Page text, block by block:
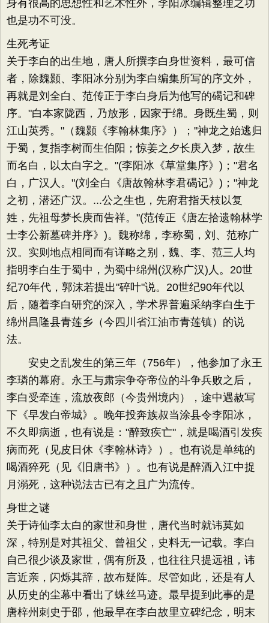
身有很高的思想性和艺术性外，李阳冰编辑整理之功
也是功不可没。
生死考证
关于李白的出生地，唐人所撰李白身世资料，最可信
者，除魏颢、李阳冰分别为李白编集所写的序文外，
再就是刘全白、范传正于李白身后为他写的碣记和碑
序。"白本家陇西，乃放形，因家于绵。身既生蜀，则
江山英秀。"（魏颢《李翰林集序》）；"神龙之始逃归
于蜀，复指李树而生伯阳；惊姜之夕长庚入梦，故生
而名白，以太白字之。"(李阳冰《草堂集序》)；"君名
白，广汉人。"(刘全白《唐故翰林李君碣记》)；"神龙
之初，潜还广汉。...公之生也，先府君指天枝以复
姓，先祖母梦长庚而告祥。"(范传正《唐左拾遗翰林学
士李公新墓碑并序》)。魏称绵，李称蜀，刘、范称广
汉。实则地点相同而有详略之别，魏、李、范三人均
指明李白生于蜀中，为蜀中绵州(汉称广汉)人。20世
纪70年代，郭沫若提出"碎叶"说。20世纪90年代以
后，随着李白研究的深入，学术界普遍采纳李白生于
绵州昌隆县青莲乡（今四川省江油市青莲镇）的说
法。
安史之乱发生的第三年（756年），他参加了永王
李璘的幕府。永王与肃宗争夺帝位的斗争兵败之后，
李白受牵连，流放夜郎（今贵州境内），途中遇赦写
下《早发白帝城》。晚年投奔族叔当涂县令李阳冰，
不久即病逝，也有说是："醉致疾亡"，就是喝酒引发疾
病而死（见皮日休《李翰林诗》）。也有说是单纯的
喝酒猝死（见《旧唐书》）。也有说是醉酒入江中捉
月溺死，这种说法古已有之且广为流传。
身世之谜
关于诗仙李太白的家世和身世，唐代当时就讳莫如
深，特别是对其祖父、曾祖父，史料无一记载。李白
自己很少谈及家世，偶有所及，也往往只提远祖，讳
言近亲，闪烁其辞，故布疑阵。尽管如此，还是有人
从历史的尘幕中看出了蛛丝马迹。最早提到此事的是
唐梓州刺史于邵，他最早在李白故里立碑纪念，明末